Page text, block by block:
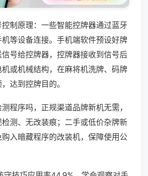
制原理：一些智能控牌器通过蓝牙
等设备连接。手机端软件预设好牌
号给控牌器，控牌器接收到信号后
或机械结构，在麻将机洗牌、码牌
达到控牌目的。
程序吗，正规渠道品牌新机无需，
测、无改装痕；二手或低价杂牌新
入暗藏程序的改装机，保障使用公